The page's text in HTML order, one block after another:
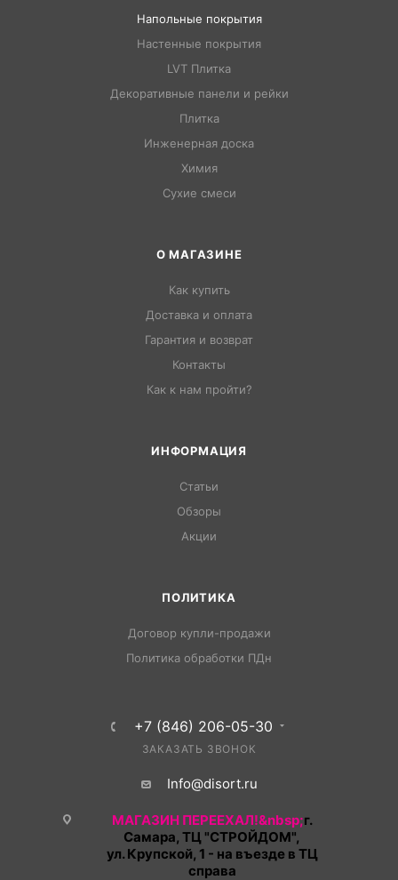
Напольные покрытия
Настенные покрытия
LVT Плитка
Декоративные панели и рейки
Плитка
Инженерная доска
Химия
Сухие смеси
О МАГАЗИНЕ
Как купить
Доставка и оплата
Гарантия и возврат
Контакты
Как к нам пройти?
ИНФОРМАЦИЯ
Статьи
Обзоры
Акции
ПОЛИТИКА
Договор купли-продажи
Политика обработки ПДн
+7 (846) 206-05-30
ЗАКАЗАТЬ ЗВОНОК
Info@disort.ru
МАГАЗИН ПЕРЕЕХАЛ!&nbsp;г.
Самара, ТЦ "СТРОЙДОМ",
ул. Крупской, 1 - на въезде в ТЦ
справа